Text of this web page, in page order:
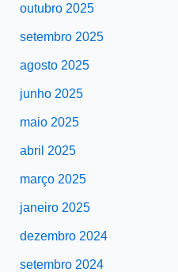
outubro 2025
setembro 2025
agosto 2025
junho 2025
maio 2025
abril 2025
março 2025
janeiro 2025
dezembro 2024
setembro 2024